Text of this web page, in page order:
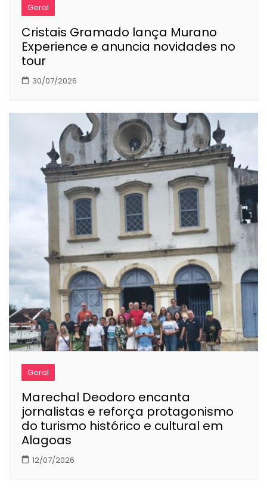
Geral
Cristais Gramado lança Murano
Experience e anuncia novidades no
tour
30/07/2026
Geral
Marechal Deodoro encanta
jornalistas e reforça protagonismo
do turismo histórico e cultural em
Alagoas
12/07/2026